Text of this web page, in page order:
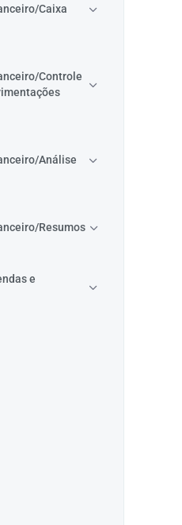
Caixa
Controle
Análise
Resumos
e